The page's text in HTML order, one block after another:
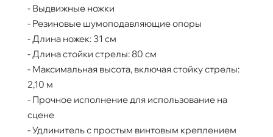
- Выдвижные ножки
- Резиновые шумоподавляющие опоры
- Длина ножек: 31 см
- Длина стойки стрелы: 80 см
- Максимальная высота, включая стойку стрелы:
2,10 м
- Прочное исполнение для использование на
сцене
- Удлинитель с простым винтовым креплением